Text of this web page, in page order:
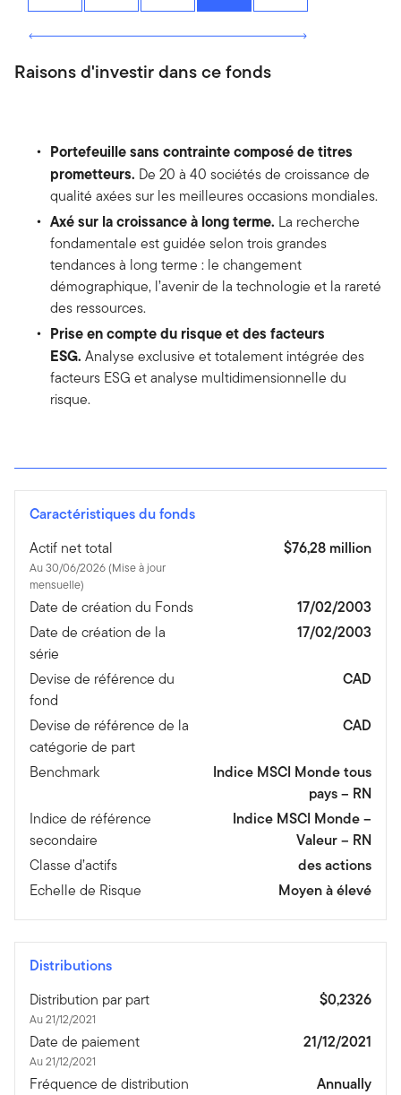
Raisons d'investir dans ce fonds
Portefeuille sans contrainte composé de titres
prometteurs. De 20 à 40 sociétés de croissance de
qualité axées sur les meilleures occasions mondiales.
Axé sur la croissance à long terme. La recherche
fondamentale est guidée selon trois grandes
tendances à long terme : le changement
démographique, l’avenir de la technologie et la rareté
des ressources.
Prise en compte du risque et des facteurs
ESG. Analyse exclusive et totalement intégrée des
facteurs ESG et analyse multidimensionnelle du
risque.
Caractéristiques du fonds
Actif net total
Au 30/06/2026 (Mise à jour
mensuelle)
$76,28 million
Date de création du Fonds
17/02/2003
Date de création de la
série
17/02/2003
Devise de référence du
fond
CAD
Devise de référence de la
catégorie de part
CAD
Benchmark
Indice MSCI Monde tous
pays – RN
Indice de référence
secondaire
Indice MSCI Monde –
Valeur – RN
Classe d’actifs
des actions
Echelle de Risque
Moyen à élevé
Distributions
Distribution par part
Au 21/12/2021
$0,2326
Date de paiement
Au 21/12/2021
21/12/2021
Fréquence de distribution Annually